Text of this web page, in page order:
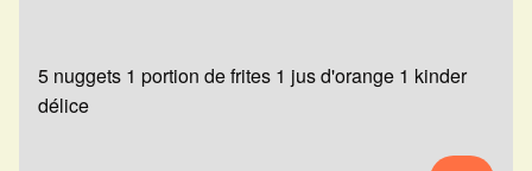
5 nuggets 1 portion de frites 1 jus d'orange 1 kinder
délice